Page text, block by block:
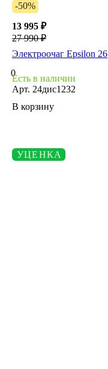
-50%
13 995 ₽
27 990 ₽
Электроочаг Epsilon 26
0
Есть в наличии
Арт. 24дис1232
В корзину
УЦЕНКА